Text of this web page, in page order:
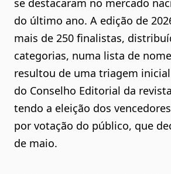
do último ano. A edição de
mais de 250 finalistas,
categorias, numa lista de
resultou de uma triagem
do Conselho Editorial da
tendo a eleição dos
por votação do público, que
de maio.